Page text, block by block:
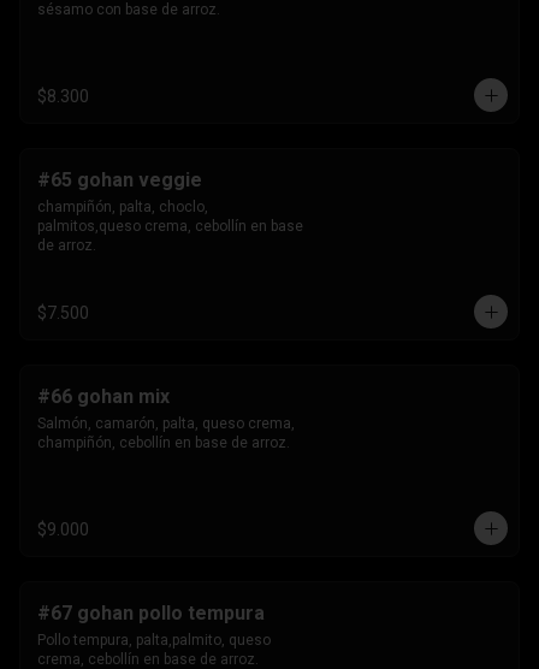
sésamo con base de arroz.
$8.300
#65 gohan veggie
champiñón, palta, choclo,
palmitos,queso crema, cebollín en base
de arroz.
$7.500
#66 gohan mix
Salmón, camarón, palta, queso crema,
champiñón, cebollín en base de arroz.
$9.000
#67 gohan pollo tempura
Pollo tempura, palta,palmito, queso
crema, cebollín en base de arroz.